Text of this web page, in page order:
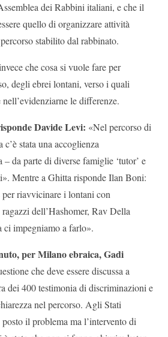
dei Rabbini italiani, e che il
quello di organizzare attività
stabilito dal rabbinato.
che cosa si vuole fare per
degli ebrei lontani, verso i quali
le differenze.
Davide Levi: «Nel percorso di
stata una accoglienza
da parte di diverse famiglie ‘tutor’ e
Mentre a Ghitta risponde Ilan Boni:
riavvicinare i lontani con
dell’Hashomer, Rav Della
ci impegniamo a farlo».
per Milano ebraica, Gadi
che deve essere discussa a
dei 400 testimonia di discriminazioni e
nel percorso. Agli Stati
il problema ma l’intervento di